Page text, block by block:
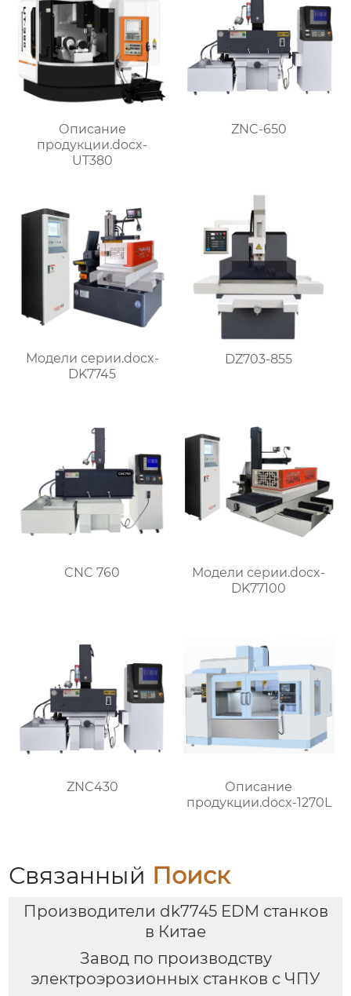
Описание
продукции.docx-
UT380
ZNC-650
Модели серии.docx-
DK7745
DZ703-855
CNC 760
Модели серии.docx-
DK77100
ZNC430
Описание
продукции.docx-1270L
Связанный Поиск
Производители dk7745 EDM станков
в Китае
Завод по производству
электроэрозионных станков с ЧПУ